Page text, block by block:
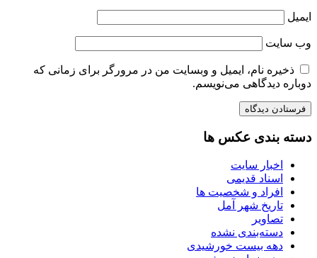
ایمیل
وب‌ سایت
ذخیره نام، ایمیل و وبسایت من در مرورگر برای زمانی که
دوباره دیدگاهی می‌نویسم.
دسته بندی عکس ها
اخبار سایت
اسناد قدیمی
افراد و شخصیت ها
تاریخ شهر آمل
تصاویر
دسته‌بندی نشده
دهه بیست خورشیدی